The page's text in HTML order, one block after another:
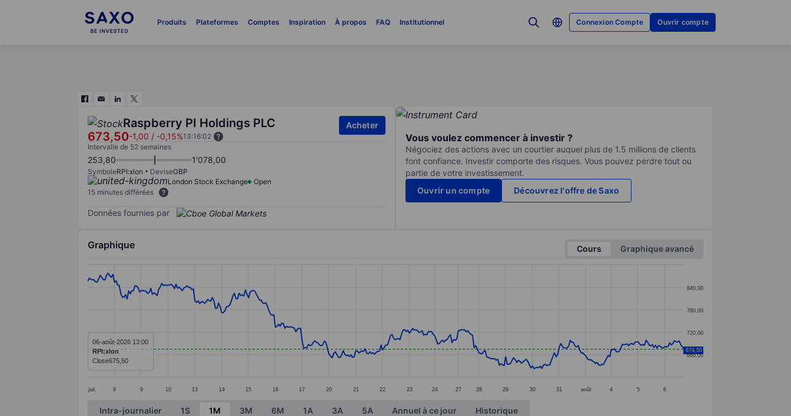
Produits Plateformes Comptes Inspiration À propos FAQ Institutionnel Connexion Compte Ouvrir compte
Raspberry PI Holdings PLC
673,50-1,00 / -0,15%13:16:02
Acheter
Intervalle de 52 semaines
253,80 1'078,00
SymboleRPI:xlon DeviseGBP
London Stock Exchange
Open
15 minutes différées
Données fournies par
Vous voulez commencer à investir ?
Négociez des actions avec un courtier auquel plus de 1.5 millions de clients
font confiance. Investir comporte des risques. Vous pouvez perdre tout ou
partie de votre investissement.
Ouvrir un compte
Découvrez l'offre de Saxo
Graphique Cours
Graphique avancé
Line chart with 379 data points.
The chart has 1 X axis displaying categories.
The chart has 1 Y axis displaying values. Data ranges from 621.5 to 877.5.
juil. 8 9 10 13 14 15 16 17 20 21 22 23 24 27 28 29 30 31 août 4 5 6
660,00
720,00
780,00
840,00
674,50
06-août-2026 13:00
RPI:xlon
Close675,50
End of interactive chart.
Intra-journalier 1S 1M 3M 6M 1A 3A 5A Annuel à ce jour Historique